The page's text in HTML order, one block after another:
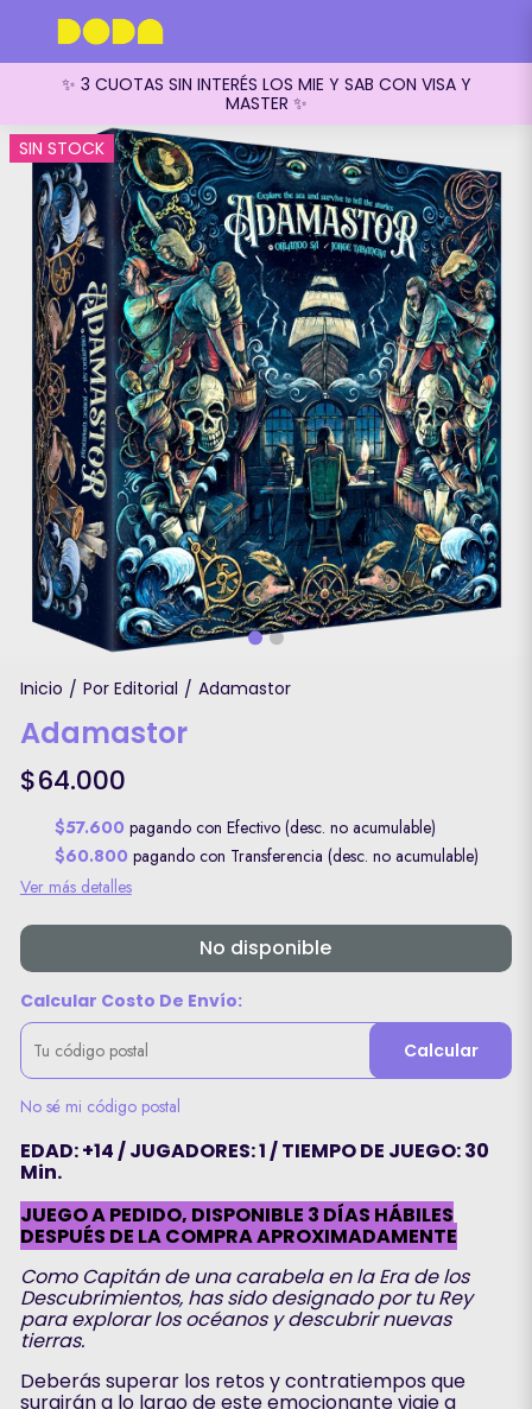
✨ 3 CUOTAS SIN INTERÉS LOS MIE Y SAB CON VISA Y
MASTER ✨
SIN STOCK
Inicio / Por Editorial / Adamastor
Adamastor
$64.000
$57.600 pagando con Efectivo (desc. no acumulable)
$60.800 pagando con Transferencia (desc. no acumulable)
Ver más detalles
No disponible
Calcular Costo De Envío:
Calcular
No sé mi código postal
EDAD: +14 / JUGADORES: 1 / TIEMPO DE JUEGO: 30
Min.
JUEGO A PEDIDO, DISPONIBLE 3 DÍAS HÁBILES
DESPUÉS DE LA COMPRA APROXIMADAMENTE
Como Capitán de una carabela en la Era de los
Descubrimientos, has sido designado por tu Rey
para explorar los océanos y descubrir nuevas
tierras.
Deberás superar los retos y contratiempos que
surgirán a lo largo de este emocionante viaje a